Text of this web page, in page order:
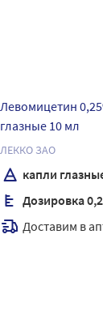
Левомицетин
глазные 10 мл
ЛЕККО ЗАО
капли
Дозировка
Доставим в